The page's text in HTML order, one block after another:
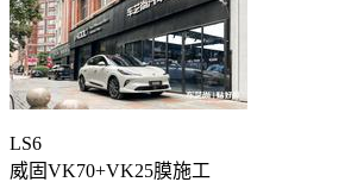
LS6
威固VK70+VK25膜施工